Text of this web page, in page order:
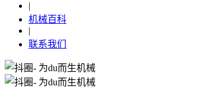
|
机械百科
|
联系我们